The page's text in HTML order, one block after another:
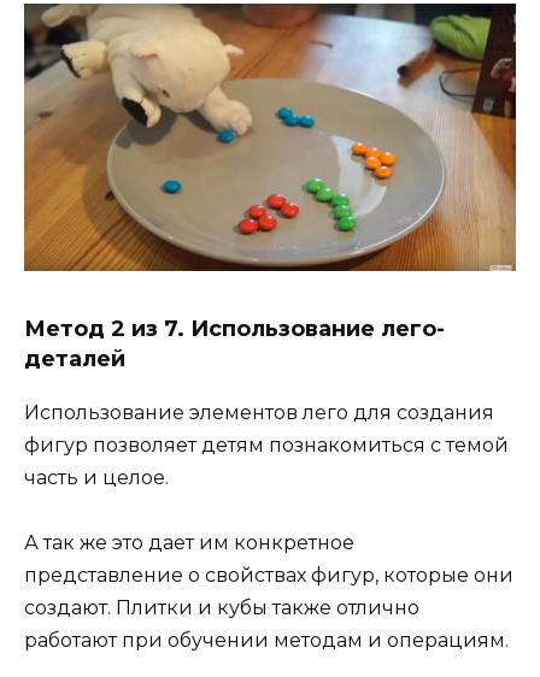
Метод 2 из 7. Использование лего-
деталей
Использование элементов лего для создания
фигур позволяет детям познакомиться с темой
часть и целое.
А так же это дает им конкретное
представление о свойствах фигур, которые они
создают. Плитки и кубы также отлично
работают при обучении методам и операциям.